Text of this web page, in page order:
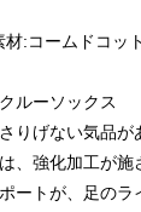
:コームドコッ
ルーソックス
りげない気品
、強化加工が施
ートが、足の